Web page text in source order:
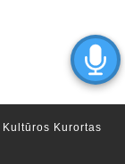
Kultūros Kurortas